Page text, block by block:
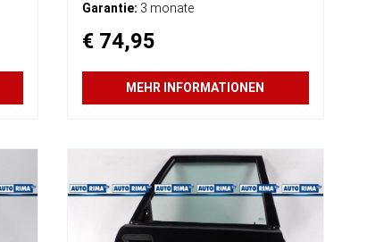
Garantie: 3 monate
€ 74,95
MEHR INFORMATIONEN